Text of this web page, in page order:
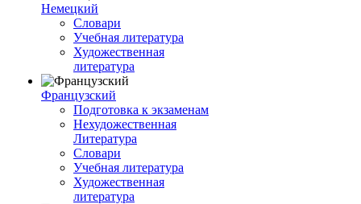
Немецкий
Словари
Учебная литература
Художественная
литература
Французский
Подготовка к экзаменам
Нехудожественная
Литература
Словари
Учебная литература
Художественная
литература